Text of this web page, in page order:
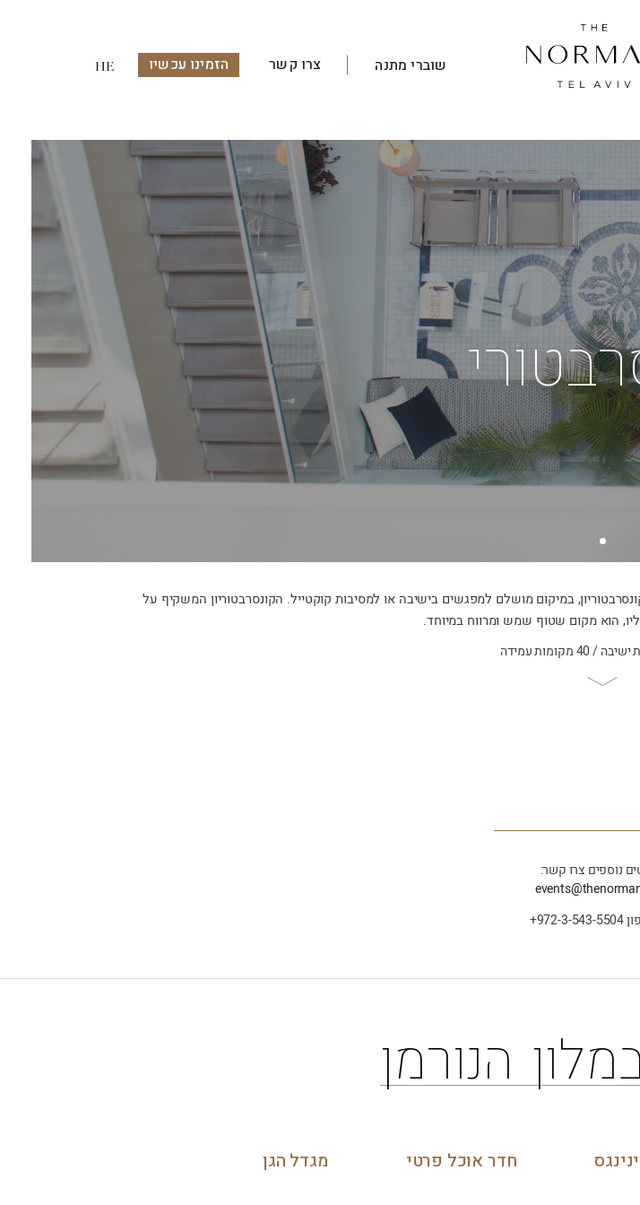
שוברי מתנה צרו קשר הזמינו עכשיו HE
במיקום מושלם למפגשים בישיבה או למסיבות קוקטייל. הקונסרבטוריון המשקיף על
הוא מקום שטוף שמש ומרווח במיוחד.
to
נוספים צרו קשר:
הנורמן
חדר אוכל פרטי מגדל הגן